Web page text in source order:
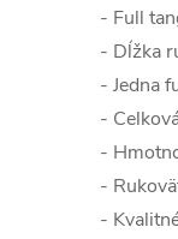
- Full
- Dĺžka
- Jedna
-
-
-
-